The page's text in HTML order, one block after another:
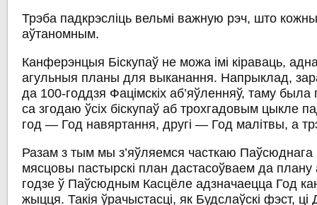
Трэба падкрэсліць вельмі важную рэч, што кожны
аўтаномным.
Канферэнцыя Біскупаў не можа імі кіраваць,
агульныя планы для выканання. Напрыклад,
да 100-годдзя Фацімскіх аб’яўленняў, таму
са згодаю ўсіх біскупаў аб трохгадовым цыкле
год — Год навяртання, другі — Год малітвы, а
Разам з тым мы з’яўляемся часткаю
мясцовы пастырскі план дастасоўваем да плану
годзе ў Паўсюдным Касцёле адзначаецца Год
жыцця. Такія ўрачыстасці, як Будслаўскі фэст, ці